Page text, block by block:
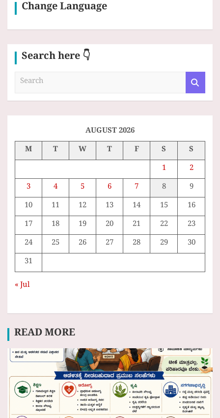
Change Language
Search here 👇
a
AUGUST 2026
M
T W T F S
S
1
2
3
4 5 6 7 8
9
10
11 12 13 14 15
16
17
18 19 20 21 22
23
24
25 26 27 28 29
30
31
« Jul
READ MORE